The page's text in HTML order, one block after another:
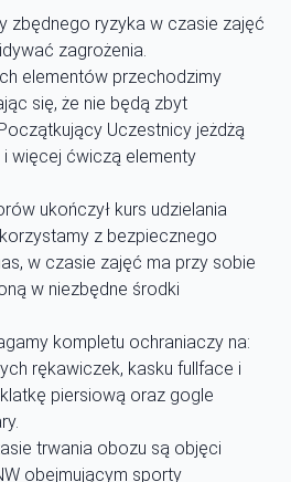
zbędnego ryzyka w czasie zajęć
zagrożenia.
elementów przechodzimy
się, że nie będą zbyt
Uczestnicy jeżdżą
więcej ćwiczą elementy
ukończył kurs udzielania
z bezpiecznego
w czasie zajęć ma przy sobie
w niezbędne środki
kompletu ochraniaczy na:
rękawiczek, kasku fullface i
piersiową oraz gogle
trwania obozu są objęci
obejmującym sporty